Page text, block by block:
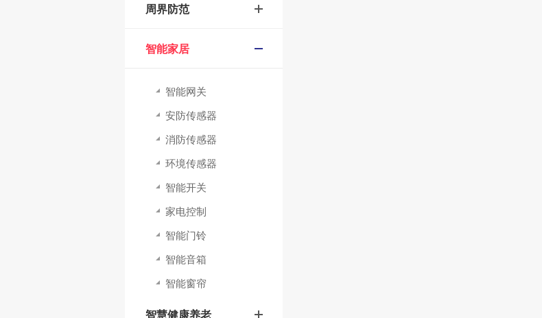
周界防范
智能家居
智能网关
安防传感器
消防传感器
环境传感器
智能开关
家电控制
智能门铃
智能音箱
智能窗帘
智慧健康养老